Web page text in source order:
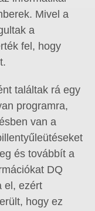
Mivel a
a
fel, hogy
találtak rá egy
programra,
van a
és továbbít a
DQ
el, ezért
hogy ez